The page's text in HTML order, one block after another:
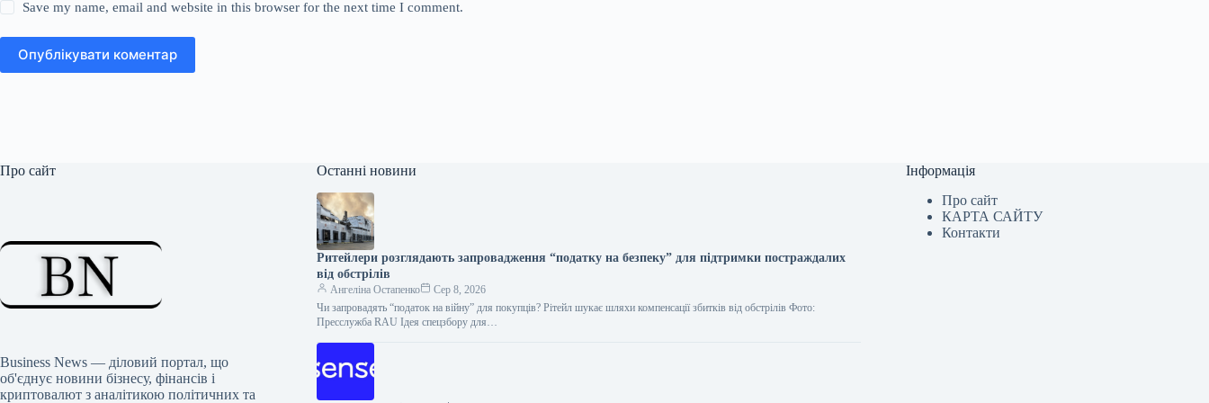
Save my name, email and website in this browser for the next time I comment.
Опублікувати коментар
Про сайт
Business News — діловий портал, що
об'єднує новини бізнесу, фінансів і
криптовалют з аналітикою політичних та
Останні новини
Ритейлери розглядають запровадження “податку на безпеку” для підтримки постраждалих
від обстрілів
Ангеліна Остапенко
Сер 8, 2026
Чи запровадять “податок на війну” для покупців? Рітейл шукає шляхи компенсації збитків від обстрілів Фото:
Пресслужба RAU Ідея спецзбору для…
Інформація
Про сайт
КАРТА САЙТУ
Контакти